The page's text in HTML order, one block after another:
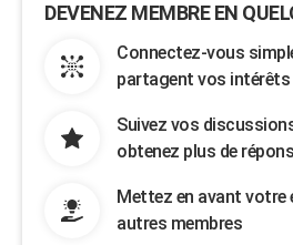
DEVENEZ MEMBRE EN
Connectez-vous
partagent vos intérêts
Suivez vos
obtenez plus de
Mettez en avant votre
autres membres